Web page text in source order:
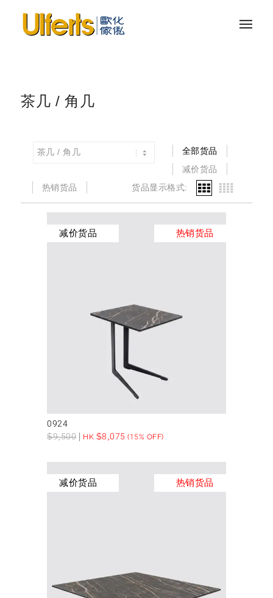
茶几 / 角几
全部货品
减价货品
热销货品
货品显示格式:
减价货品 热销货品
0924
$9,500 HK $8,075 (15% OFF)
减价货品 热销货品